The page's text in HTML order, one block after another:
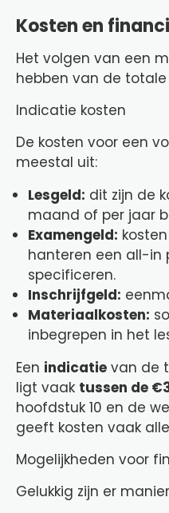
Kosten en
Het volgen van een
hebben van de
Indicatie kosten
De kosten voor een
meestal uit:
Lesgeld: dit zijn de
maand of per jaar
Examengeld:
hanteren een all-in
specificeren.
Inschrijfgeld:
Materiaalkosten:
inbegrepen in het
Een indicatie van de
ligt vaak tussen de
hoofdstuk 10 en de
geeft kosten vaak
Mogelijkheden voor
Gelukkig zijn er